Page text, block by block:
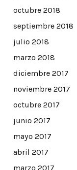
octubre 2018
septiembre 2018
julio 2018
marzo 2018
diciembre 2017
noviembre 2017
octubre 2017
junio 2017
mayo 2017
abril 2017
marzo 2017